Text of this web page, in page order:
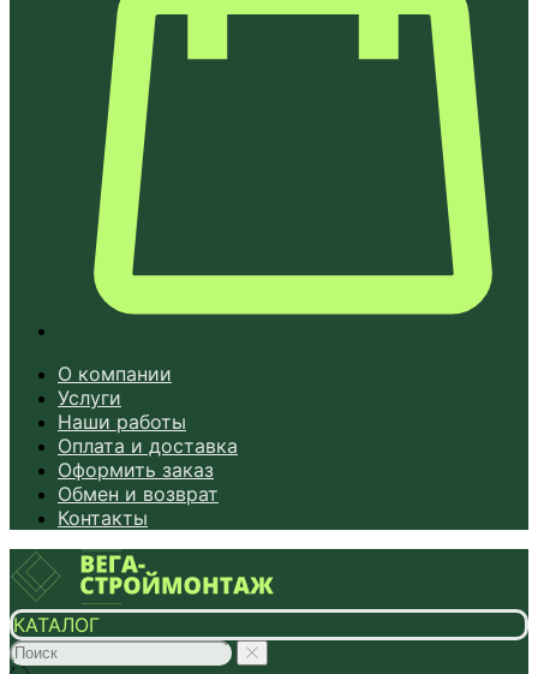
О компании
Услуги
Наши работы
Оплата и доставка
Оформить заказ
Обмен и возврат
Контакты
КАТАЛОГ